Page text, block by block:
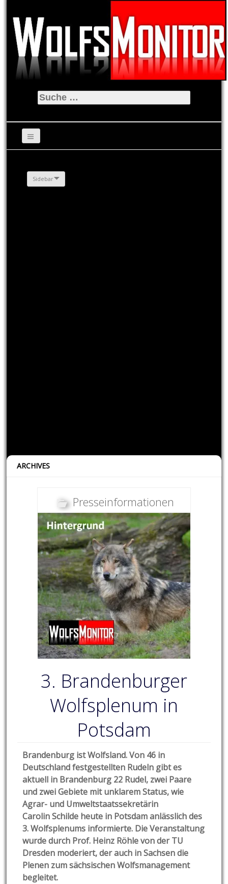
Suche
nach:
Sidebar
ARCHIVES
Presseinformationen
3. Brandenburger
Wolfsplenum in
Potsdam
Brandenburg ist Wolfsland. Von 46 in
Deutschland festgestellten Rudeln gibt es
aktuell in Brandenburg 22 Rudel, zwei Paare
und zwei Gebiete mit unklarem Status, wie
Agrar- und Umweltstaatssekretärin
Carolin Schilde heute in Potsdam anlässlich des
3. Wolfsplenums informierte. Die Veranstaltung
wurde durch Prof. Heinz Röhle von der TU
Dresden moderiert, der auch in Sachsen die
Plenen zum sächsischen Wolfsmanagement
begleitet.